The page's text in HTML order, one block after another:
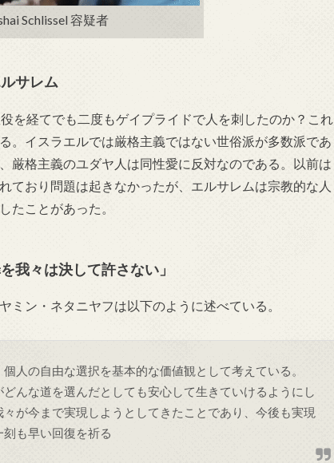
Schlissel 容疑者
サレム
を経てでも二度もゲイプライドで人を刺したのか？これ
。イスラエルでは厳格主義ではない世俗派が多数派であ
厳格主義のユダヤ人は同性愛に反対なのである。以前は
ており問題は起きなかったが、エルサレムは宗教的な人
たことがあった。
我々は決して許さない」
ミン・ネタニヤフは以下のように述べている。
人の自由な選択を基本的な価値観として考えている。
んな道を選んだとしても安心して生きていけるようにし
が今まで実現しようとしてきたことであり、今後も実現
も早い回復を祈る